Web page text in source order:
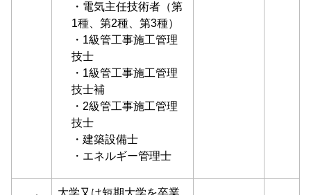
・電気主任技術者（第
1種、第2種、第3種）
・1級管工事施工管理
技士
・1級管工事施工管理
技士補
・2級管工事施工管理
技士
・建築設備士
・エネルギー管理士